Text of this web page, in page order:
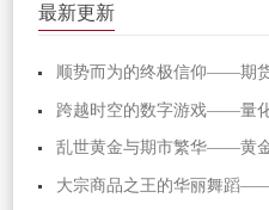
最新更新
顺势而为的终极信仰——期
跨越时空的数字游戏——量
乱世黄金与期市繁华——黄
大宗商品之王的华丽舞蹈